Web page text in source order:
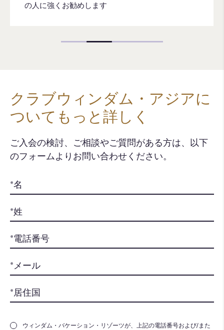
の人に強くお勧めします
クラブウィンダム・アジアに
ついてもっと詳しく
ご入会の検討、ご相談やご質問がある方は、以下
のフォームよりお問い合わせください。​
ウィンダム・バケーション・リゾーツが、上記の電話番号および/また